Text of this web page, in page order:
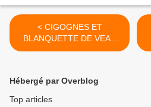
< CIGOGNES ET
BLANQUETTE DE VEAU
AU CAVEAU DU CHÂTEAU
fondateur)
Hébergé par Overblog
Top articles